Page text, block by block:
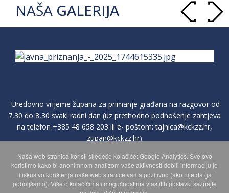
NAŠA GALERIJA
Uredovno vrijeme župana za primanje građana na razgovor od
7,30 do 8,30 svaki radni dan (uz prethodno podnošenje zahtjeva
na telefon +385 48 658 203 ili e- poštom:tajnica@kckzz.hr,
zupan@kckzz.hr)
POLITIKA ZAŠTITE PRIVATNOSTI OSOBNIH PODATAKA
Naša web stranica koristi sljedeće kolačiće: Google Analytics. Sve ovo
koristimo kako bi anonimnom analizom vaše aktivnosti dobili informaciju je
li iskustvo korištenja naše web stranice vama pozitivno (ako nije da ga
poboljšamo). Više o kolačićima i mogućnostima vlastitih postavki saznajte